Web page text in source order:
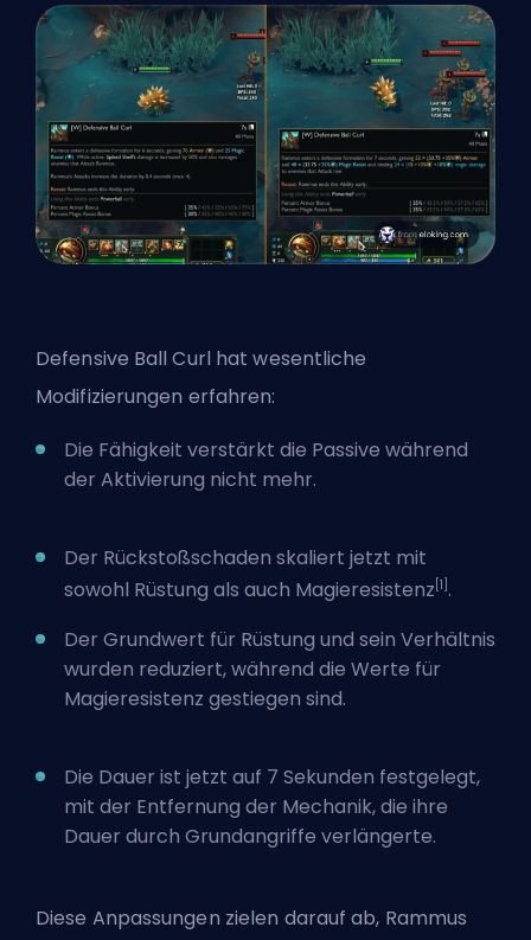
Defensive Ball Curl hat wesentliche
Modifizierungen erfahren:
Die Fähigkeit verstärkt die Passive während
der Aktivierung nicht mehr.
Der Rückstoßschaden skaliert jetzt mit
sowohl Rüstung als auch Magieresistenz [1] .
Der Grundwert für Rüstung und sein Verhältnis
wurden reduziert, während die Werte für
Magieresistenz gestiegen sind.
Die Dauer ist jetzt auf 7 Sekunden festgelegt,
mit der Entfernung der Mechanik, die ihre
Dauer durch Grundangriffe verlängerte.
Diese Anpassungen zielen darauf ab, Rammus